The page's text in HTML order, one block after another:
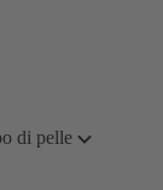
di pelle